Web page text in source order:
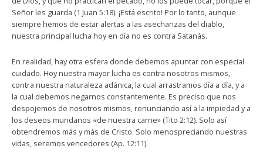
Señor les guarda (1 Juan 5:18). ¡Está escrito! Por lo tanto, aunque
siempre hemos de estar alertas a las asechanzas del diablo,
nuestra principal lucha hoy en día no es contra Satanás.
En realidad, hay otra esfera donde debemos apuntar con especial
cuidado. Hoy nuestra mayor lucha es contra nosotros mismos,
contra nuestra naturaleza adánica, la cual arrastramos día a día, y a
la cual debemos negarnos constantemente. Es preciso que nos
despojemos de nosotros mismos, renunciando así a la impiedad y a
los deseos mundanos «de nuestra carne» (Tito 2:12). Solo así
obtendremos más y más de Cristo. Solo menospreciando nuestras
vidas, seremos vencedores (Ap. 12:11).